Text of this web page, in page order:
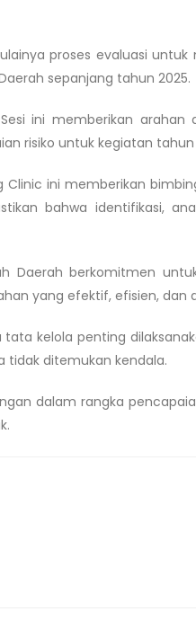
proses evaluasi
sepanjang tahun 2025.
ini memberikan
risiko untuk kegiatan tahun
Clinic ini memberikan
bahwa identifikasi,
Daerah berkomitmen
yang efektif, efisien, dan
kelola penting
tidak ditemukan kendala.
dalam rangka